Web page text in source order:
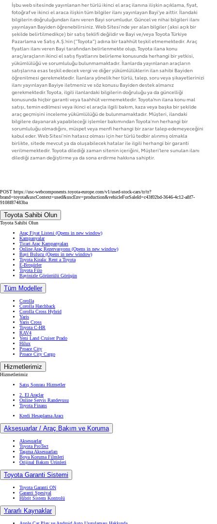
İşbu web sitesinde yayınlanan her türlü ikinci el araç ilanına ilişkin açıklama, fiyat,
fotoğraf ve ikinci el araca ilişkin tüm bilgiler ilanı yayınlayan Bayi’ye aittir. İlandaki
bilgilerin doğruluğundan ilanı veren Bayi sorumludur. Güncel ve nihai bilgileri ilanı
yayınlayan Bayiden öğrenebilirsiniz. Web Sitesi'nde yer alan bilgiler (aksi açık bir
şekilde belirtilmedikçe) bir satış teklifi değildir ve Bayi ve/veya Toyota Türkiye
Pazarlama ve Satış A.Ş.’nin ("Toyota”) adına bir taahhüt teşkil etmemektedir. Araç
fiyatları ilanı veren Bayi tarafından belirlenmekte olup, Toyota ilana konu
araç/araçların ikinci el satış fiyatlarını belirleme konusunda herhangi bir yetkisi,
yükümlülüğü ve sorumluluğu bulunmamaktadır. İlanlarda yayınlanan araçların
satışlarına esas teşkil edecek vergi ve diğer yükümlülüklerin ilan sahibi Bayiden
öğrenilmesi gerekmektedir. İlanlara yönelik her türlü, talep, soru veya şikayetlerinizi
ilanı yayınlayan Bayiye iletmeniz ve söz konusu Bayiden destek almanız
gerekmektedir.Toyota, ilgili ilanlardaki bilgilerin doğruluğu ya da güncelliği
konusunda hiçbir garanti veya taahhüt vermemektedir. Toyota’nın ilana konu mal
satışı, temin edilmesi veya ikinci el araçla ilgili bakım, kaza veya başka bir şekilde
araç geçmişini inceleme yükümlülüğü de bulunmamaktadır. Müşteri, ilandaki
bilgilere dayanarak yapabileceği işlemler bakımından Toyota'nın herhangi bir
sorumluluğu olmadığını, müspet veya menfi herhangi bir zarar talep edemeyeceğini
kabul eder. Web Sitesi'nin hatasız olması için her türlü tedbir alınmış olmakla
birlikte, sitede mevcut ya da oluşabilecek hatalar ile ilgili herhangi bir garanti
verilmemektedir. Toyota dilediği zaman sitenin içeriğini, Müşteri’lere sunulan ilanı
dilediği zaman değiştirme ya da sona erdirme hakkına sahiptir.
POST https://usc-webcomponents.toyota-europe.com/v1/used-stock-cars/tr/tr?
brand=toyota&uscContext=used&uscEnv=production&vehicleForSaleId=c43f02bd-3646-4c12-a8f7-
9108f87483ba
Toyota Sahibi Olun
Toyota Sahibi Olun
Araç Fiyat Listesi (Opens in new window)
Kampanyalar
Ticari Araç Kampanyaları
Online Araç Rezervasyonu (Opens in new window)
Bayi Bulucu (Opens in new window)
Toyota Kirala: Rent a Toyota
E-Broşürler
Toyota Filo
Bayinizle Görüntülü Görüşün
Tüm Modeller
Corolla
Corolla Hatchback
Corolla Cross Hybrid
Yaris
Yaris Cross
Toyota C-HR
RAV4
Yeni Land Cruiser Prado
Hilux
Proace City
Proace City Cargo
Hizmetlerimiz
Hizmetlerimiz
Satış Sonrası Hizmetler
2. El Araçlar
Online Servis Randevusu
Toyota Finans
Kredi Hesaplama Aracı
Aksesuarlar / Araç Bakım ve Koruma
Aksesuarlar
Toyota ProTect
Taşıma Aksesuarları
Boya Koruma Filmleri
Orijinal Bakım Ürünleri
Toyota Garanti Sistemi
Toyota Garanti ON
Garanti Spesiyal
Hibrit Sistem Kontrolü
Yararlı Kaynaklar